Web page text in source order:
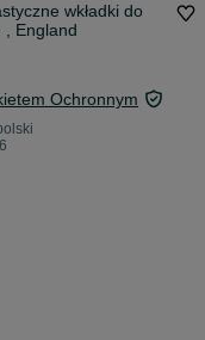
wkładki do
, England
Ochronnym